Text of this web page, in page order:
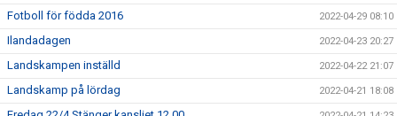
Fotboll för födda 2016 2022-04-29 08:10
Ilandadagen 2022-04-23 20:27
Landskampen inställd 2022-04-22 21:07
Landskamp på lördag 2022-04-21 18:08